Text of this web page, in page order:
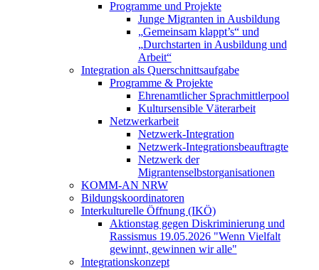
Programme und Projekte
Junge Migranten in Ausbildung
„Gemeinsam klappt’s“ und
„Durchstarten in Ausbildung und
Arbeit“
Integration als Querschnittsaufgabe
Programme & Projekte
Ehrenamtlicher Sprachmittlerpool
Kultursensible Väterarbeit
Netzwerkarbeit
Netzwerk-Integration
Netzwerk-Integrationsbeauftragte
Netzwerk der
Migrantenselbstorganisationen
KOMM-AN NRW
Bildungskoordinatoren
Interkulturelle Öffnung (IKÖ)
Aktionstag gegen Diskriminierung und
Rassismus 19.05.2026 "Wenn Vielfalt
gewinnt, gewinnen wir alle"
Integrationskonzept